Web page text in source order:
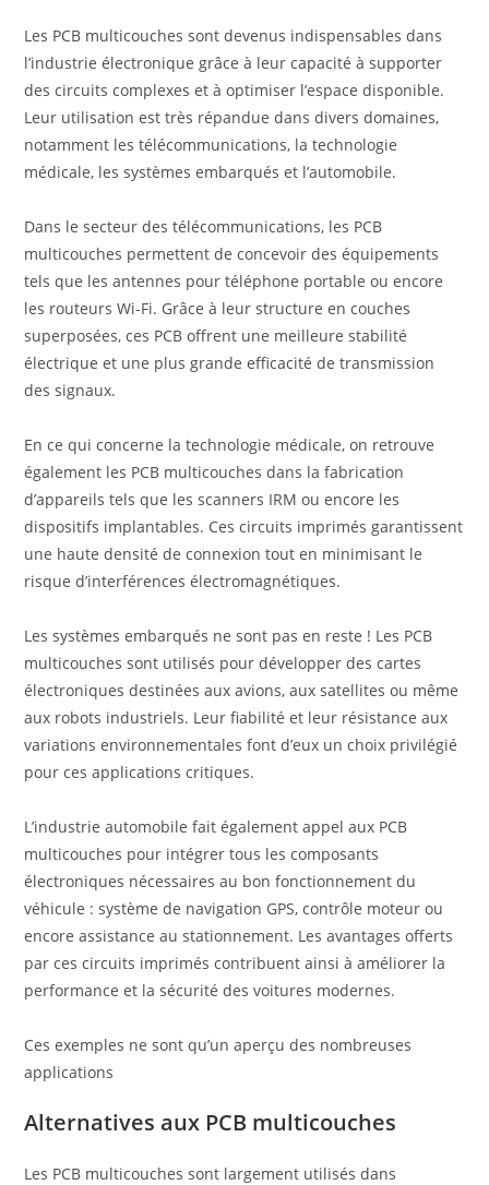
Les PCB multicouches sont devenus indispensables dans
l’industrie électronique grâce à leur capacité à supporter
des circuits complexes et à optimiser l’espace disponible.
Leur utilisation est très répandue dans divers domaines,
notamment les télécommunications, la technologie
médicale, les systèmes embarqués et l’automobile.
Dans le secteur des télécommunications, les PCB
multicouches permettent de concevoir des équipements
tels que les antennes pour téléphone portable ou encore
les routeurs Wi-Fi. Grâce à leur structure en couches
superposées, ces PCB offrent une meilleure stabilité
électrique et une plus grande efficacité de transmission
des signaux.
En ce qui concerne la technologie médicale, on retrouve
également les PCB multicouches dans la fabrication
d’appareils tels que les scanners IRM ou encore les
dispositifs implantables. Ces circuits imprimés garantissent
une haute densité de connexion tout en minimisant le
risque d’interférences électromagnétiques.
Les systèmes embarqués ne sont pas en reste ! Les PCB
multicouches sont utilisés pour développer des cartes
électroniques destinées aux avions, aux satellites ou même
aux robots industriels. Leur fiabilité et leur résistance aux
variations environnementales font d’eux un choix privilégié
pour ces applications critiques.
L’industrie automobile fait également appel aux PCB
multicouches pour intégrer tous les composants
électroniques nécessaires au bon fonctionnement du
véhicule : système de navigation GPS, contrôle moteur ou
encore assistance au stationnement. Les avantages offerts
par ces circuits imprimés contribuent ainsi à améliorer la
performance et la sécurité des voitures modernes.
Ces exemples ne sont qu’un aperçu des nombreuses
applications
Alternatives aux PCB multicouches
Les PCB multicouches sont largement utilisés dans